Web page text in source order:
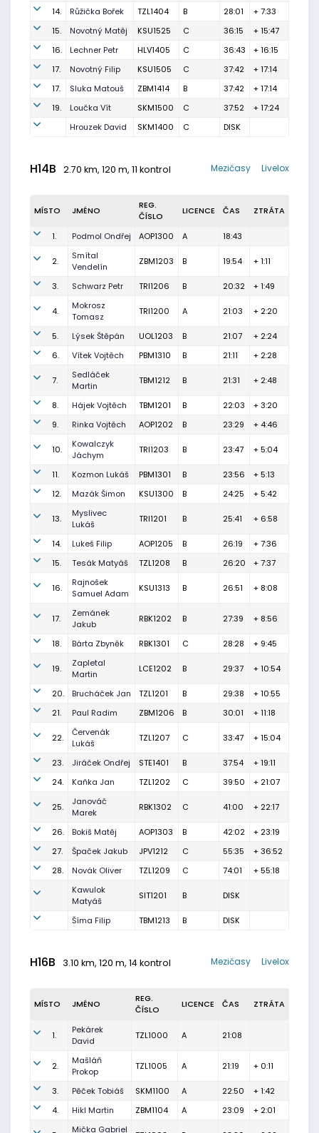
14. Růžička Bořek TZL1404 B 28:01
+ 7:33
15.
Novotný Matěj KSU1525 C 36:15
+ 15:47
16.
Lechner Petr HLV1405 C 36:43
+ 16:15
17.
Novotný Filip KSU1505 C 37:42
+ 17:14
17.
Sluka Matouš ZBM1414 B 37:42
+ 17:14
19.
Loučka Vít SKM1500 C 37:52
+ 17:24
Hrouzek David
SKM1400 C DISK
H14B 2.70 km, 120 m, 11 kontrol Livelox
Mezičasy
MÍSTO JMÉNO
REG.
ČÍSLO
LICENCE ČAS ZTRÁTA
1. Podmol Ondřej AOP1300 A 18:43
2.
Smítal
Vendelín
ZBM1203 B 19:54 + 1:11
3. Schwarz Petr TRI1206 B 20:32 + 1:49
4.
Mokrosz
Tomasz
TRI1200 A 21:03 + 2:20
5. Lýsek Štěpán UOL1203 B 21:07
+ 2:24
6.
Vítek Vojtěch PBM1310 B 21:11 + 2:28
7.
Sedláček
Martin
TBM1212 B 21:31 + 2:48
8. Hájek Vojtěch TBM1201 B 22:03
+ 3:20
9.
Rinka Vojtěch AOP1202 B 23:29 + 4:46
10.
Kowalczyk
Jáchym
TRI1203 B 23:47 + 5:04
11. Kozmon Lukáš PBM1301 B 23:56
+ 5:13
12.
Mazák Šimon KSU1300 B 24:25 + 5:42
13.
Myslivec
Lukáš
TRI1201 B 25:41 + 6:58
14. Lukeš Filip AOP1205 B 26:19
+ 7:36
15.
Tesák Matyáš TZL1208 B 26:20 + 7:37
16.
Rajnošek
Samuel Adam
KSU1313 B 26:51 + 8:08
17.
Zemánek
Jakub
RBK1202 B 27:39 + 8:56
18. Bárta Zbyněk RBK1301 C 28:28 + 9:45
19.
Zapletal
Martin
LCE1202 B 29:37 + 10:54
20. Brucháček Jan TZL1201 B 29:38
+ 10:55
21.
Paul Radim ZBM1206 B 30:01 + 11:18
22.
Červenák
Lukáš
TZL1207 C 33:47 + 15:04
23. Jiráček Ondřej STE1401 B 37:54
+ 19:11
24.
Kaňka Jan TZL1202 C 39:50 + 21:07
25.
Janováč
Marek
RBK1302 C 41:00 + 22:17
26. Bokiš Matěj AOP1303 B 42:02
+ 23:19
27.
Špaček Jakub JPV1212 C 55:35
+ 36:52
28.
Novák Oliver TZL1209 C 74:01
+ 55:18
Kawulok
Matyáš
SIT1201 B DISK
Šíma Filip TBM1213 B DISK
H16B 3.10 km, 120 m, 14 kontrol Livelox
Mezičasy
MÍSTO JMÉNO
REG.
ČÍSLO
LICENCE ČAS ZTRÁTA
1.
Pekárek
David
TZL1000 A 21:08
2.
Mašláň
Prokop
TZL1005 A 21:19 + 0:11
3. Pěček Tobiáš SKM1100 A 22:50
+ 1:42
4.
Hikl Martin ZBM1104 A 23:09 + 2:01
Mička Gabriel